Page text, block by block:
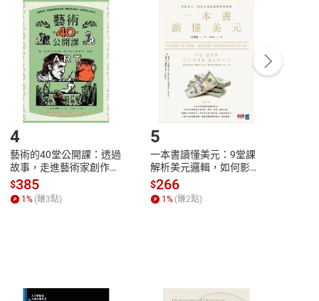
點選「瀏覽訂單明細」 「申請取消訂單/ 退
貨。
付款方式
Payment
完成訂單
Complete
號，下載書籍後看書
4
藝術的40堂公開課：透過
故事，走進藝術家創作現
場，看藝術如何誕生、如
何形塑人類生活【電子
書】
$385
1% (賺3點)
5
一本書讀懂美元：9堂課
解析美元邏輯，如何影響
全球經濟和每個人的投資
【電子書】
$266
1% (賺2點)